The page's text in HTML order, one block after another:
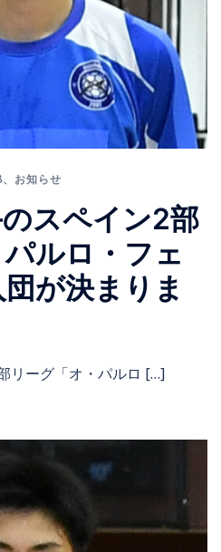
、 お知らせ
スペイン2部
ルロ・フェ
が決まりま
リーグ「オ・パルロ […]